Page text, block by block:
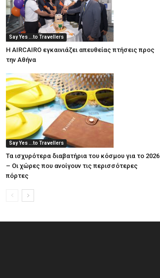
Say Yes ...to Travellers
Η AIRCAIRO εγκαινιάζει απευθείας πτήσεις προς
την Αθήνα
Say Yes ...to Travellers
Τα ισχυρότερα διαβατήρια του κόσμου για το 2026
– Οι χώρες που ανοίγουν τις περισσότερες
πόρτες